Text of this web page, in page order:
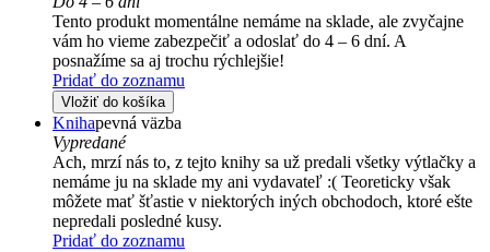
Tento produkt momentálne nemáme na sklade, ale zvyčajne
vám ho vieme zabezpečiť a odoslať do 4 – 6 dní. A
posnažíme sa aj trochu rýchlejšie!
Pridať do zoznamu
Vložiť do košíka
Knihapevná väzba
Vypredané
Ach, mrzí nás to, z tejto knihy sa už predali všetky výtlačky a
nemáme ju na sklade my ani vydavateľ :( Teoreticky však
môžete mať šťastie v niektorých iných obchodoch, ktoré ešte
nepredali posledné kusy.
Pridať do zoznamu